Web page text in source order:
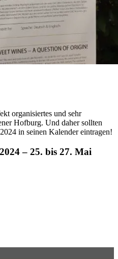
organisiertes und sehr
Hofburg. Und daher sollten
in seinen Kalender eintragen!
– 25. bis 27. Mai